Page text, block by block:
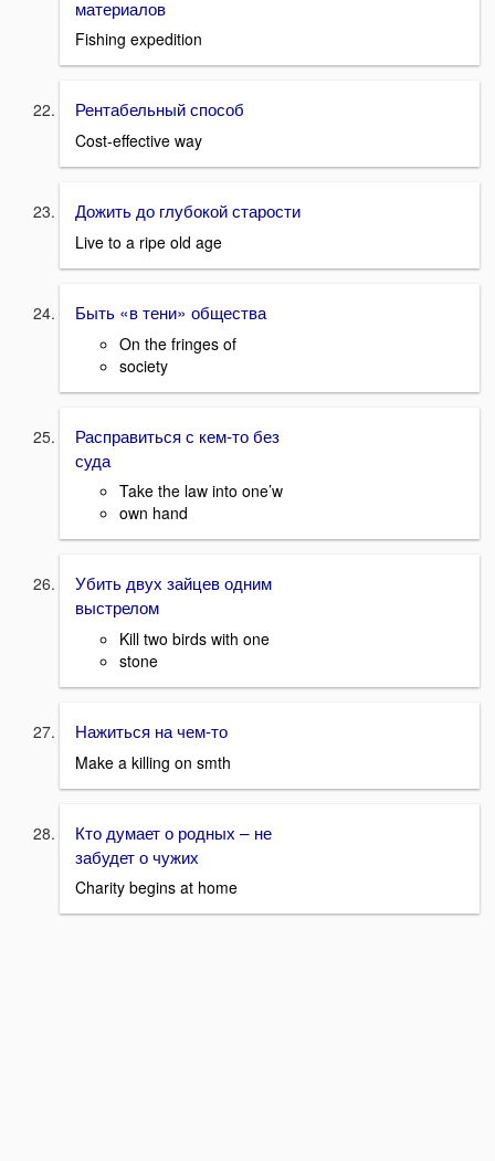
материалов
Fishing expedition
Рентабельный способ
Cost-effective way
Дожить до глубокой старости
Live to a ripe old age
Быть «в тени» общества
On the fringes of
society
Расправиться с кем-то без
суда
Take the law into one’w
own hand
Убить двух зайцев одним
выстрелом
Kill two birds with one
stone
Нажиться на чем-то
Make a killing on smth
Кто думает о родных – не
забудет о чужих
Charity begins at home